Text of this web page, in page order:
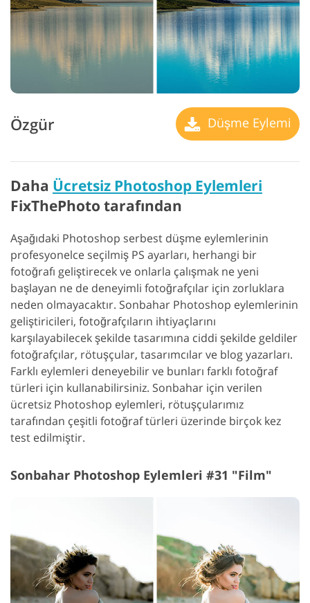
Özgür Düşme Eylemi
Daha Ücretsiz Photoshop Eylemleri
FixThePhoto tarafından
Aşağıdaki Photoshop serbest düşme eylemlerinin
profesyonelce seçilmiş PS ayarları, herhangi bir
fotoğrafı geliştirecek ve onlarla çalışmak ne yeni
başlayan ne de deneyimli fotoğrafçılar için zorluklara
neden olmayacaktır. Sonbahar Photoshop eylemlerinin
geliştiricileri, fotoğrafçıların ihtiyaçlarını
karşılayabilecek şekilde tasarımına ciddi şekilde geldiler
fotoğrafçılar, rötuşçular, tasarımcılar ve blog yazarları.
Farklı eylemleri deneyebilir ve bunları farklı fotoğraf
türleri için kullanabilirsiniz. Sonbahar için verilen
ücretsiz Photoshop eylemleri, rötuşçularımız
tarafından çeşitli fotoğraf türleri üzerinde birçok kez
test edilmiştir.
Sonbahar Photoshop Eylemleri #31 "Film"